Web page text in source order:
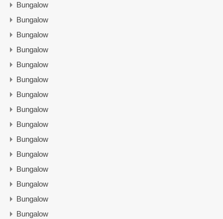
Bungalow
Bungalow
Bungalow
Bungalow
Bungalow
Bungalow
Bungalow
Bungalow
Bungalow
Bungalow
Bungalow
Bungalow
Bungalow
Bungalow
Bungalow